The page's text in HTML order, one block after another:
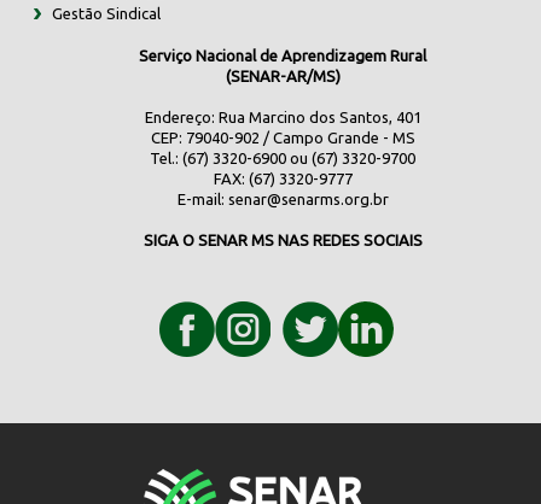
Gestão Sindical
Serviço Nacional de Aprendizagem Rural
(SENAR-AR/MS)
Endereço: Rua Marcino dos Santos, 401
CEP: 79040-902 / Campo Grande - MS
Tel.: (67) 3320-6900 ou (67) 3320-9700
FAX: (67) 3320-9777
E-mail: senar@senarms.org.br
SIGA O SENAR MS NAS REDES SOCIAIS